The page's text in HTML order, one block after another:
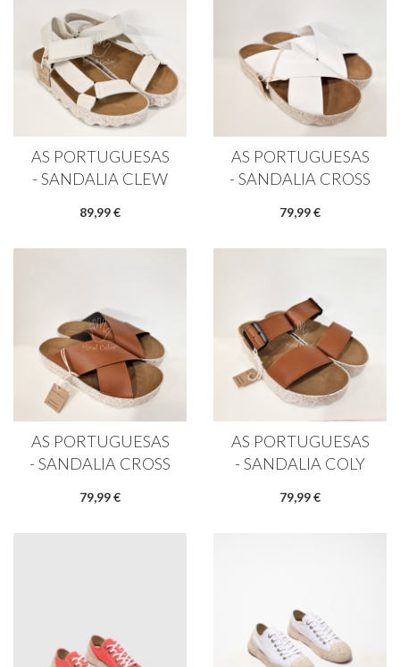
AS PORTUGUESAS
- SANDALIA CLEW
89,99 €
AS PORTUGUESAS
- SANDALIA CROSS
79,99 €
AS PORTUGUESAS
- SANDALIA CROSS
79,99 €
AS PORTUGUESAS
- SANDALIA COLY
79,99 €